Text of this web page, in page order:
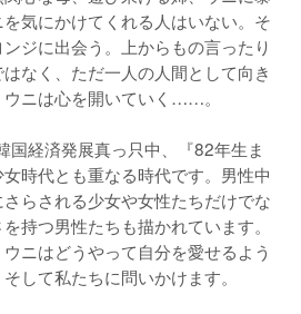
気にかけてくれる人はいない。そ
ジに出会う。上からもの言ったり
なく、ただ一人の人間として向き
ニは心を開いていく……。
国経済発展真っ只中、『82年生ま
時代とも重なる時代です。男性中
らされる少女や女性たちだけでな
持つ男性たちも描かれています。
ニはどうやって自分を愛せるよう
して私たちに問いかけます。